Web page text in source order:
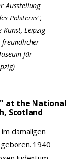
Ausstellung
Polsterns",
Kunst, Leipzig
freundlicher
für
at the National
Scotland
damaligen
1940